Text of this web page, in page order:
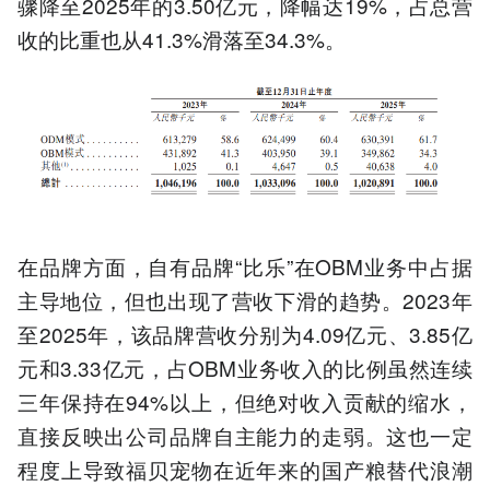
收的比重也从41.3%滑落至34.3%。
在品牌方面，自有品牌“比乐”在OBM业务中占据
主导地位，但也出现了营收下滑的趋势。2023年
至2025年，该品牌营收分别为4.09亿元、3.85亿
元和3.33亿元，占OBM业务收入的比例虽然连续
三年保持在94%以上，但绝对收入贡献的缩水，
直接反映出公司品牌自主能力的走弱。这也一定
程度上导致福贝宠物在近年来的国产粮替代浪潮